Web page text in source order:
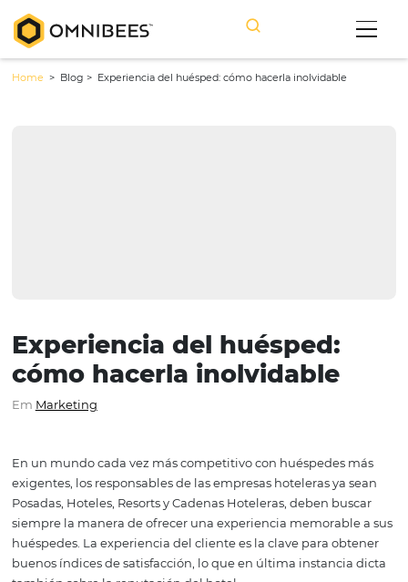
Experiencia del huésped:
Em Marketing
En un mundo cada vez más competitivo con huéspedes
exigentes, los responsables de las empresas hoteleras